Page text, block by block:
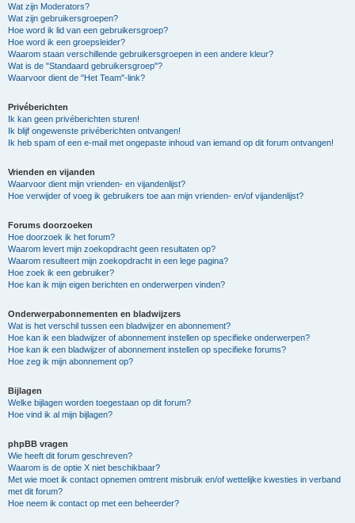
Wat zijn Moderators?
Wat zijn gebruikersgroepen?
Hoe word ik lid van een gebruikersgroep?
Hoe word ik een groepsleider?
Waarom staan verschillende gebruikersgroepen in een andere kleur?
Wat is de "Standaard gebruikersgroep"?
Waarvoor dient de "Het Team"-link?
Privéberichten
Ik kan geen privéberichten sturen!
Ik blijf ongewenste privéberichten ontvangen!
Ik heb spam of een e-mail met ongepaste inhoud van iemand op dit forum ontvangen!
Vrienden en vijanden
Waarvoor dient mijn vrienden- en vijandenlijst?
Hoe verwijder of voeg ik gebruikers toe aan mijn vrienden- en/of vijandenlijst?
Forums doorzoeken
Hoe doorzoek ik het forum?
Waarom levert mijn zoekopdracht geen resultaten op?
Waarom resulteert mijn zoekopdracht in een lege pagina?
Hoe zoek ik een gebruiker?
Hoe kan ik mijn eigen berichten en onderwerpen vinden?
Onderwerpabonnementen en bladwijzers
Wat is het verschil tussen een bladwijzer en abonnement?
Hoe kan ik een bladwijzer of abonnement instellen op specifieke onderwerpen?
Hoe kan ik een bladwijzer of abonnement instellen op specifieke forums?
Hoe zeg ik mijn abonnement op?
Bijlagen
Welke bijlagen worden toegestaan op dit forum?
Hoe vind ik al mijn bijlagen?
phpBB vragen
Wie heeft dit forum geschreven?
Waarom is de optie X niet beschikbaar?
Met wie moet ik contact opnemen omtrent misbruik en/of wettelijke kwesties in verband
met dit forum?
Hoe neem ik contact op met een beheerder?